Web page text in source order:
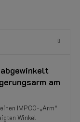
am
IMPCO-„Arm“
Winkel